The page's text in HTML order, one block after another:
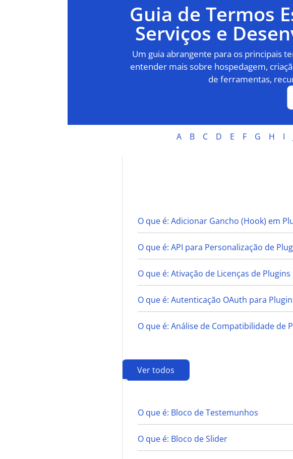
Guia de Termos
Serviços e
Um guia abrangente para os principais
entender mais sobre hospedagem,
de ferramentas,
A B C D E F G H I
O que é: Adicionar Gancho (Hook) em
O que é: API para Personalização de
O que é: Ativação de Licenças de Plugins
O que é: Autenticação OAuth para
O que é: Análise de Compatibilidade de
Ver todos
B
O que é: Bloco de Testemunhos
O que é: Bloco de Slider